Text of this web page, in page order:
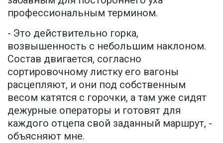
профессиональным термином.
- Это действительно горка,
возвышенность с небольшим наклоном.
Состав двигается, согласно
сортировочному листку его вагоны
расцепляют, и они под собственным
весом катятся с горочки, а там уже сидят
дежурные операторы и готовят для
каждого отцепа свой заданный маршрут, -
объясняют мне.